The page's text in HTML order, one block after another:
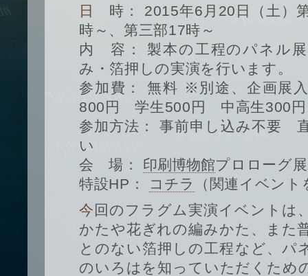
日 時： 2015年6月20日（土）第一部13時～、第二部15
時～、第三部17時～
内 容： 製本の工程のパネル
み・箔押しの実演を行います。
参加費： 無料 ※別途、企画展
800円 学生500円 中高生300円
参加方法： 事前申し込み不要
い
会 場： 印刷博物館プロローグ
特設HP：
コチラ
（関連イベン
今回のフラグム実演イベントは、数種類の異なった綴じ
かたや花ぎれの編みかた、また
とのない箔押しの工程など、パ
のいろはを知っていただくため